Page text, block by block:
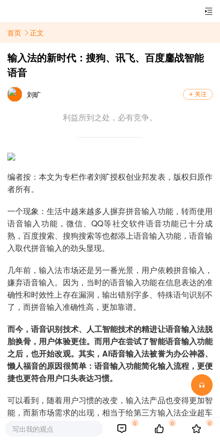
首页 正文
输入法的新时代：搜狗、讯飞、百度鏖战智能
语音
刘旷
利益所到之处，必有竞争。
编者按：本文为专栏作者刘旷授权创业邦发表，版权归原作
者所有。
一个现象：生活中越来越多人摒弃拼音输入功能，转而使用
语音输入功能，微信、QQ等社交软件语音功能已十分成
熟，百度搜索、搜狗搜索等也都添上语音输入功能，语音输
入取代拼音输入的劲头显现。
几年前，输入法市场还是另一番光景，用户依赖拼音输入，
嫌弃语音输入。因为，当时的语音输入功能在信息表达的准
确性和时效性上存在漏洞，输出错别字多、特殊语句识别不
了，而拼音输入准确性高，更加靠谱。
而今，语音识别技术、人工智能技术的精进让语音输入法脱
胎换骨，用户体验更佳。而用户在尝试了智能语音输入功能
之后，也开始改观。其实，AI语音输入法被誉为办公神器、
懒人福音的原因很简单：语音输入功能简化输入流程，更便
捷也更符合用户口头表达习惯。
可以看到，随着用户习惯的改变，输入法产品也变得更加智
能，而新市场需求的出现，相当于给第三方输入法企业超车
的机会。
写出我的观点
0 0 0